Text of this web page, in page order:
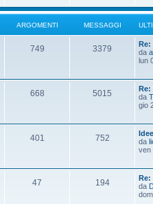
ARGOMENTI MESSAGGI
749 3379
Re:
da
lun
668 5015
Re:
da
gio
401 752
da
ven
47 194
Re:
da